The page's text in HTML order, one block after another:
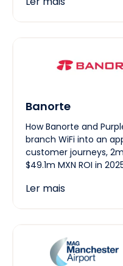
Banorte
How Banorte and
branch WiFi into an
customer journeys,
$49.1m MXN ROI in
Ler mais